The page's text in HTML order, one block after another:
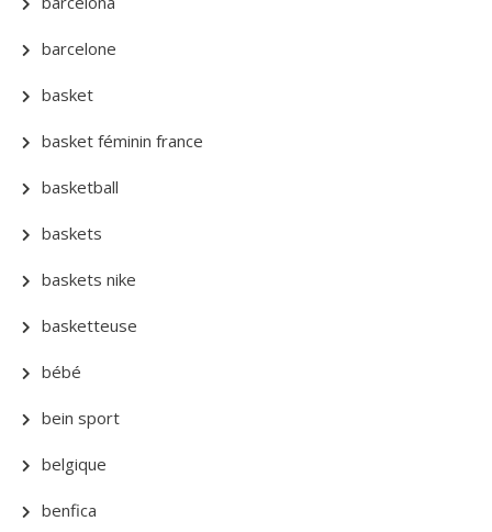
barcelone
basket
basket féminin france
basketball
baskets
baskets nike
basketteuse
bébé
bein sport
belgique
benfica